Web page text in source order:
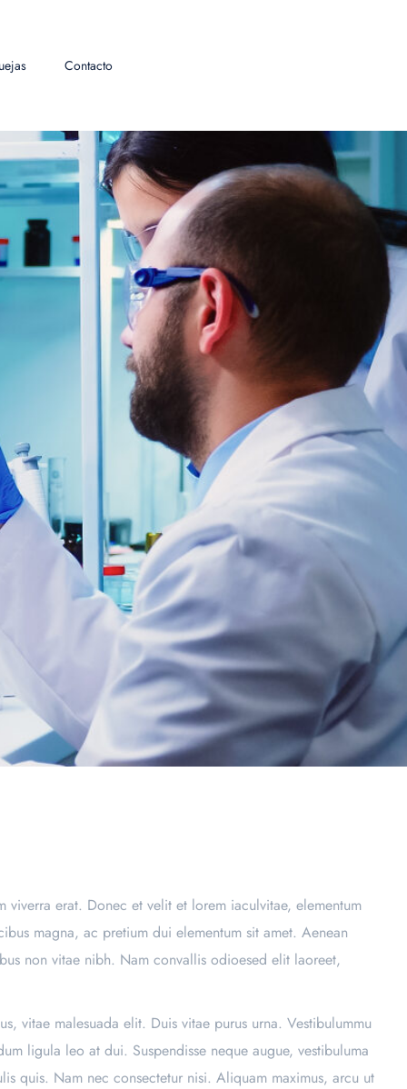
Contacto
erat. Donec et velit et lorem iaculvitae, elementum
magna, ac pretium dui elementum sit amet. Aenean
non vitae nibh. Nam convallis odioesed elit laoreet,
vitae malesuada elit. Duis vitae purus urna. Vestibulummu
ligula leo at dui. Suspendisse neque augue, vestibuluma
quis. Nam nec consectetur nisi. Aliquam maximus, arcu ut